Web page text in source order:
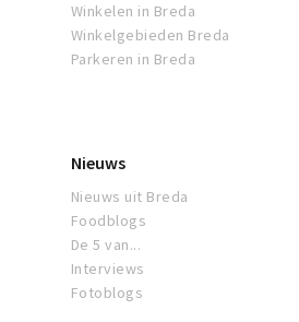
Winkelen in Breda
Winkelgebieden Breda
Parkeren in Breda
Nieuws
Nieuws uit Breda
Foodblogs
De 5 van...
Interviews
Fotoblogs